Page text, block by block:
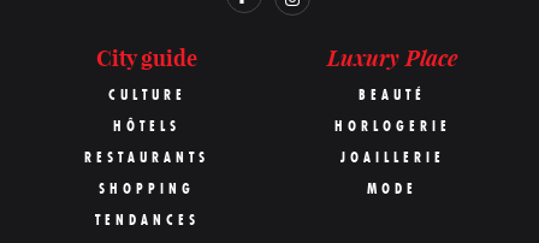
City guide
CULTURE
HÔTELS
RESTAURANTS
SHOPPING
TENDANCES
Luxury Place
BEAUTÉ
HORLOGERIE
JOAILLERIE
MODE